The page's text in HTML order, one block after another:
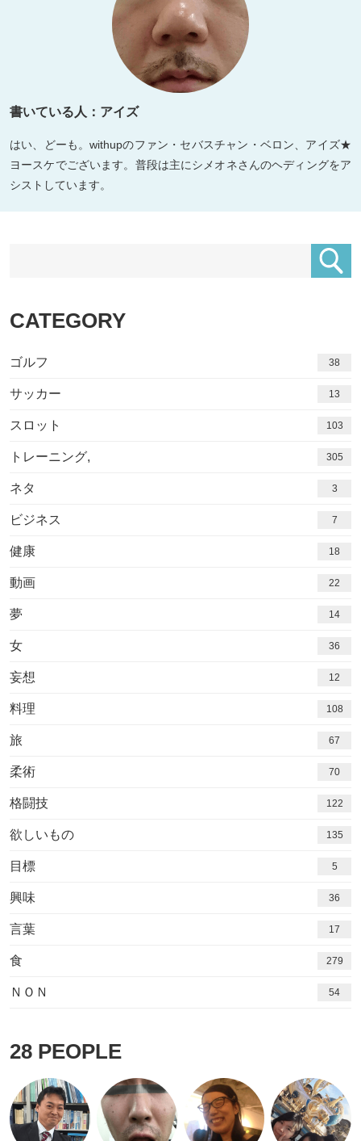
書いている人：アイズ
はい、どーも。withupのファン・セバスチャン・ベロン、アイズ★
ヨースケでございます。普段は主にシメオネさんのヘディングをア
シストしています。
CATEGORY
ゴルフ 38
サッカー 13
スロット 103
トレーニング, 305
ネタ 3
ビジネス 7
健康 18
動画 22
夢 14
女 36
妄想 12
料理 108
旅 67
柔術 70
格闘技 122
欲しいもの 135
目標 5
興味 36
言葉 17
食 279
ＮＯＮ 54
28 PEOPLE